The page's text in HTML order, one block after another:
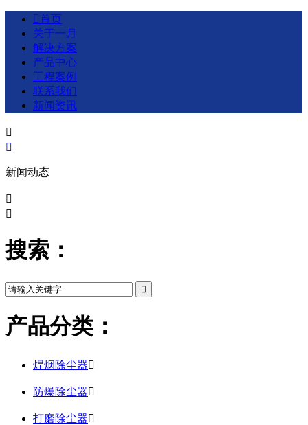
首页
关于一月
解决方案
产品中心
工程案例
联系我们
新闻资讯


新闻动态


搜索：
产品分类：
焊烟除尘器
防爆除尘器
打磨除尘器